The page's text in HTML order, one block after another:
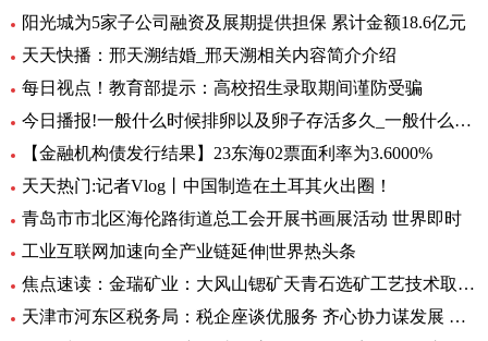
阳光城为5家子公司融资及展期提供担保 累计金额18.6亿元
天天快播：邢天溯结婚_邢天溯相关内容简介介绍
每日视点！教育部提示：高校招生录取期间谨防受骗
今日播报!一般什么时候排卵以及卵子存活多久_一般什么时候排卵
【金融机构债发行结果】23东海02票面利率为3.6000%
天天热门:记者Vlog丨中国制造在土耳其火出圈！
青岛市市北区海伦路街道总工会开展书画展活动 世界即时
工业互联网加速向全产业链延伸|世界热头条
焦点速读：金瑞矿业：大风山锶矿天青石选矿工艺技术取得重大进展
天津市河东区税务局：税企座谈优服务 齐心协力谋发展 全球微头条